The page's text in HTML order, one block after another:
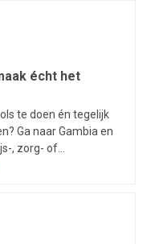
écht het
te doen én tegelijk
Ga naar Gambia en
, zorg- of
alleen het leven